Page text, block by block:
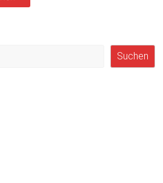
Suchen